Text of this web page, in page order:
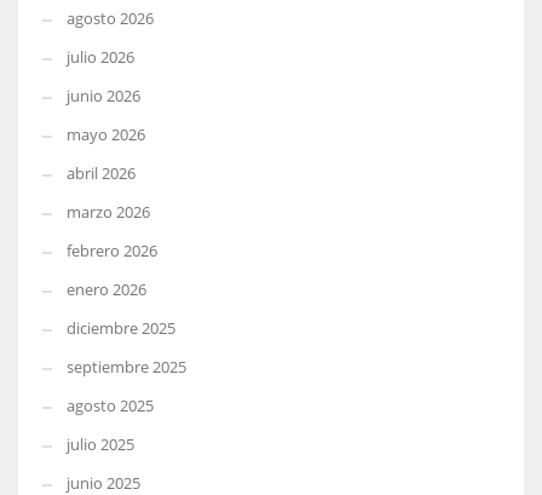
agosto 2026
julio 2026
junio 2026
mayo 2026
abril 2026
marzo 2026
febrero 2026
enero 2026
diciembre 2025
septiembre 2025
agosto 2025
julio 2025
junio 2025